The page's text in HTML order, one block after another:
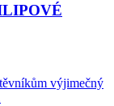
výjimečný